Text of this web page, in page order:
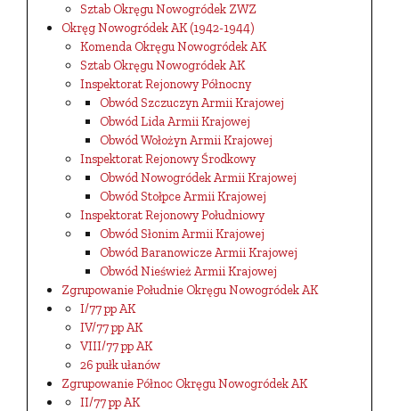
Sztab Okręgu Nowogródek ZWZ
Okręg Nowogródek AK (1942-1944)
Komenda Okręgu Nowogródek AK
Sztab Okręgu Nowogródek AK
Inspektorat Rejonowy Północny
Obwód Szczuczyn Armii Krajowej
Obwód Lida Armii Krajowej
Obwód Wołożyn Armii Krajowej
Inspektorat Rejonowy Środkowy
Obwód Nowogródek Armii Krajowej
Obwód Stołpce Armii Krajowej
Inspektorat Rejonowy Południowy
Obwód Słonim Armii Krajowej
Obwód Baranowicze Armii Krajowej
Obwód Nieśwież Armii Krajowej
Zgrupowanie Południe Okręgu Nowogródek AK
I/77 pp AK
IV/77 pp AK
VIII/77 pp AK
26 pułk ułanów
Zgrupowanie Północ Okręgu Nowogródek AK
II/77 pp AK